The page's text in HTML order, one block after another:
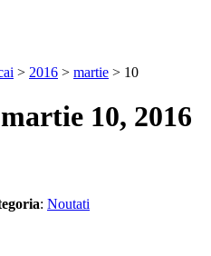
> 2016 > martie > 10
martie 10, 2016
: Noutati